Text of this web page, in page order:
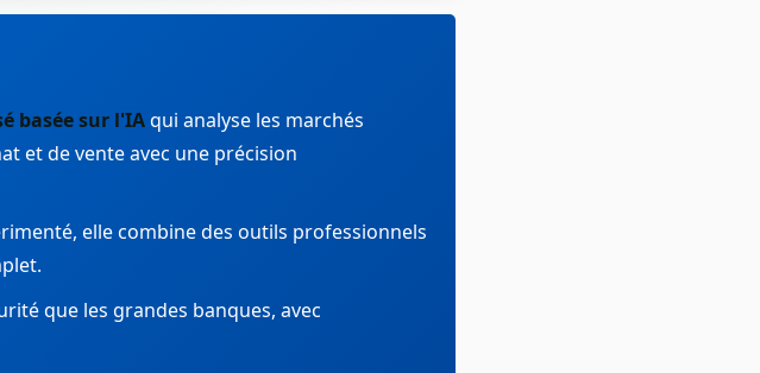
basée sur l'IAqui analyse les marchés
et de vente avec une précision
elle combine des outils professionnels
que les grandes banques, avec